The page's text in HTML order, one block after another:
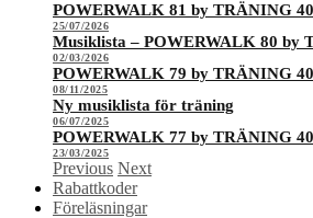
POWERWALK 81 by TRÄNING
25/07/2026
Musiklista – POWERWALK 80 by
02/03/2026
POWERWALK 79 by TRÄNING
08/11/2025
Ny musiklista för träning
06/07/2025
POWERWALK 77 by TRÄNING
23/03/2025
Previous Next
Rabattkoder
Föreläsningar